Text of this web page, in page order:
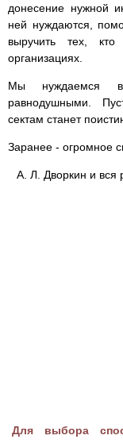
донесение нужной
ней нуждаются,
выручить тех,
организациях.
Мы нуждаемся
равнодушными.
сектам станет
Заранее - огромное
А. Л. Дворкин и вся
Для выбора